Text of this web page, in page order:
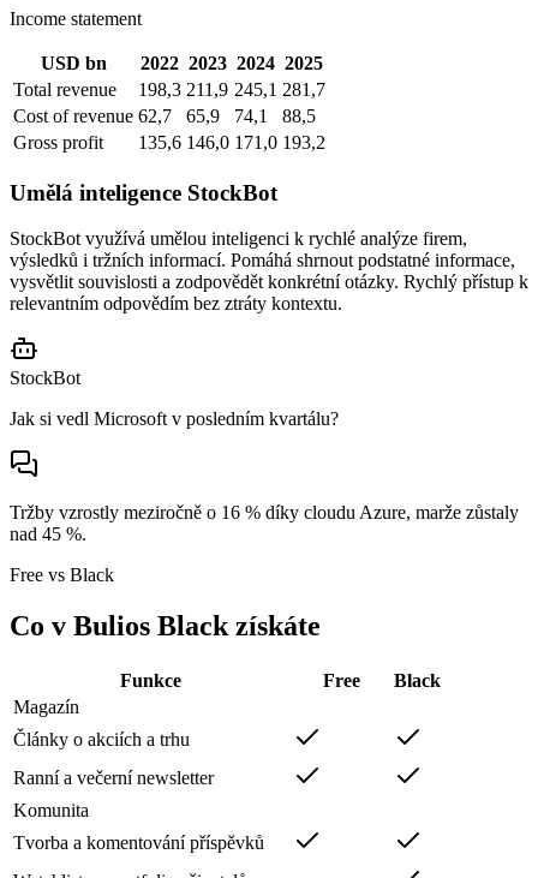
Income statement
USD bn 2022 2023 2024 2025
Total revenue
198,3 211,9 245,1 281,7
Cost of revenue 62,7 65,9 74,1
88,5
Gross profit
135,6 146,0 171,0 193,2
Umělá inteligence StockBot
StockBot využívá umělou inteligenci k rychlé analýze firem,
výsledků i tržních informací. Pomáhá shrnout podstatné informace,
vysvětlit souvislosti a zodpovědět konkrétní otázky. Rychlý přístup k
relevantním odpovědím bez ztráty kontextu.
StockBot
Jak si vedl Microsoft v posledním kvartálu?
Tržby vzrostly meziročně o 16 % díky cloudu Azure, marže zůstaly
nad 45 %.
Free vs Black
Co v Bulios Black získáte
Funkce Free
Black
Magazín
Články o akciích a trhu
Ranní a večerní newsletter
Komunita
Tvorba a komentování příspěvků